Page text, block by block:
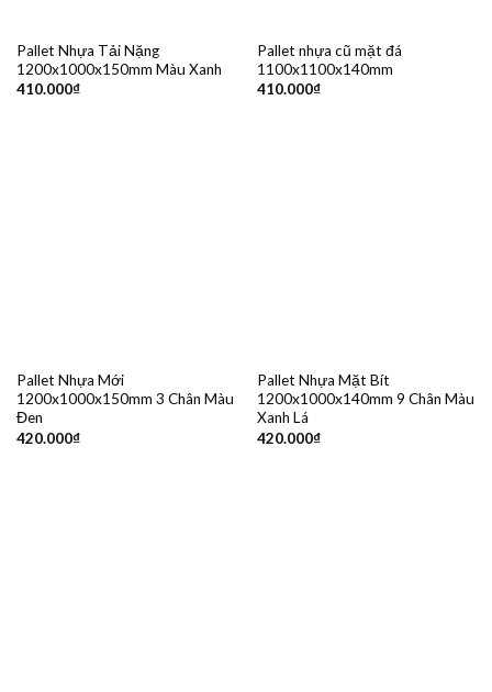
Pallet Nhựa Tải Nặng
1200x1000x150mm Màu Xanh
410.000₫
Pallet nhựa cũ mặt đá
1100x1100x140mm
410.000₫
Pallet Nhựa Mới
1200x1000x150mm 3 Chân Màu
Đen
420.000₫
Pallet Nhựa Mặt Bít
1200x1000x140mm 9 Chân Màu
Xanh Lá
420.000₫